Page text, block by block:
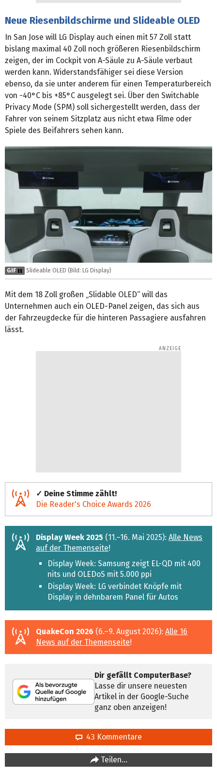
Neue Riesenbildschirme und Slideable OLED
In San Jose will LG Display auch einen mit 57 Zoll statt
bislang maximal 40 Zoll noch größeren Riesenbildschirm
zeigen, der im Cockpit von A-Säule zu A-Säule verbaut
werden kann. Widerstandsfähiger sei diese Version
ebenso, da sie unter anderem für einen Temperaturbereich
von -40°C bis +85°C ausgelegt sei. Über den Switchable
Privacy Mode (SPM) soll sichergestellt werden, dass der
Fahrer von seinem Sitzplatz aus nicht etwa Filme oder
Spiele des Beifahrers sehen kann.
GIF Slideable OLED (Bild: LG Display)
Mit dem 18 Zoll großen „Slidable OLED“ will das
Unternehmen auch ein OLED-Panel zeigen, das sich aus
der Fahrzeugdecke für die hinteren Passagiere ausfahren
lässt.
✓ Deine Stimme zählt!
Die Reader's Choice Awards 2026
Display Week 2025 (11.–16. Mai 2025): Alle News
auf der Themenseite!
Display Week: Samsung zeigt EL-QD mit 400
nits und OLEDoS mit 5.000 ppi
Display Week: LG verbindet Knöpfe mit
Display in dehnbarem Panel für Autos
QuakeCon 2026 (6.–9. August 2026): Alle 16
News auf der Themenseite!
Dir gefällt ComputerBase?
Lasse dir unsere neuesten
Artikel in der Google-Suche
ganz oben anzeigen!
43 Kommentare
Teilen…